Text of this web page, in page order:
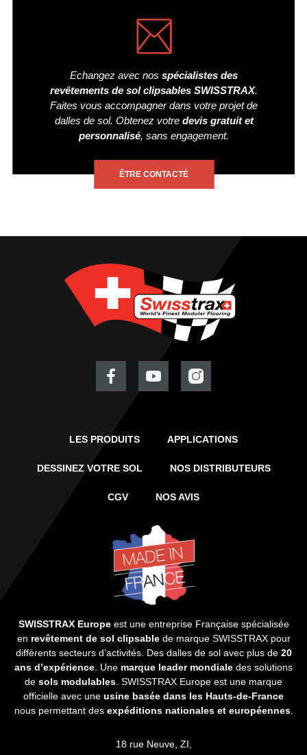
Echangez avec nos spécialistes des
revêtements de sol clipsables SWISSTRAX.
Faites vous accompagner dans votre projet de
dalles de sol. Obtenez votre devis gratuit et
personnalisé, sans engagement.
ÊTRE CONTACTÉ
LES PRODUITS APPLICATIONS
DESSINEZ VOTRE SOL NOS DISTRIBUTEURS
CGV NOS AVIS
SWISSTRAX Europeest une entreprise Française spécialisée
en revêtement de sol clipsablede marque SWISSTRAX pour
différents secteurs d’activités. Des dalles de sol avec plus de 20
ans d’expérience. Une marque leader mondiale des solutions
de sols modulables. SWISSTRAX Europe est une marque
officielle avec une usine basée dans les Hauts-de-France
nous permettant des expéditions nationales et européennes.
18 rue Neuve, ZI,